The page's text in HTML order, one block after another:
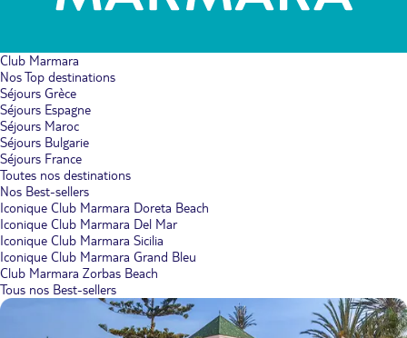
Club Marmara
Nos Top destinations
Séjours Grèce
Séjours Espagne
Séjours Maroc
Séjours Bulgarie
Séjours France
Toutes nos destinations
Nos Best-sellers
Iconique Club Marmara Doreta Beach
Iconique Club Marmara Del Mar
Iconique Club Marmara Sicilia
Iconique Club Marmara Grand Bleu
Club Marmara Zorbas Beach
Tous nos Best-sellers